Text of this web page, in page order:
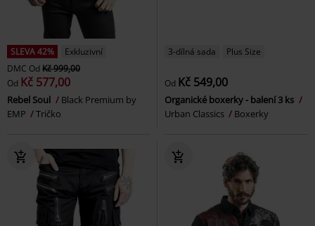
SLEVA 42%
Exkluzivní
DMC Od Kč 999,00
Od Kč 577,00
Rebel Soul
Black Premium by
EMP
Tričko
3-dílná sada Plus Size
Od Kč 549,00
Organické boxerky - balení 3 ks
Urban Classics
Boxerky